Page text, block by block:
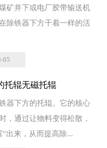
矿井下或电厂胶带输送机
除铁器下方干着一样的活
05
托辊无磁托辊
器下方的托辊。它的核心
，通过让物料变得松散，
出来，从而提高除...